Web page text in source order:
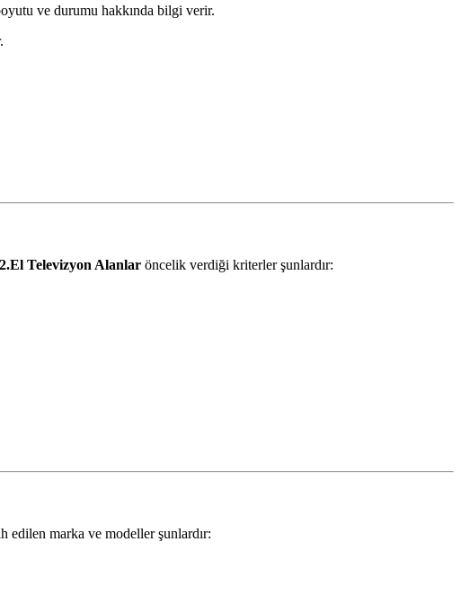
ve durumu hakkında bilgi verir.
Televizyon Alanlar öncelik verdiği kriterler şunlardır:
edilen marka ve modeller şunlardır: